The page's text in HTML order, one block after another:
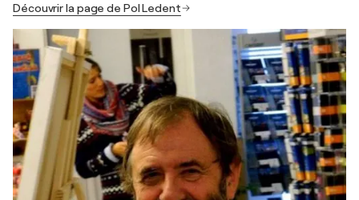
Découvrir la page de Pol Ledent